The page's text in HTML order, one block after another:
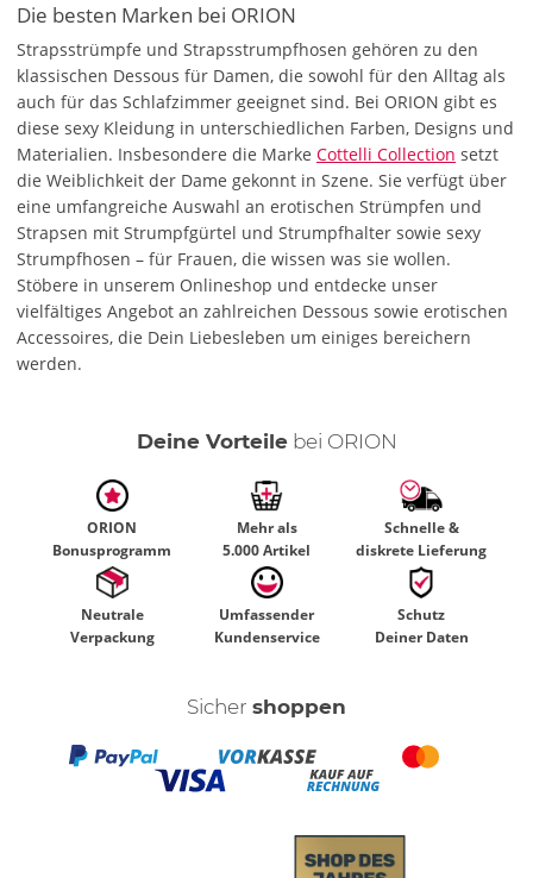
Die besten Marken bei ORION
Strapsstrümpfe und Strapsstrumpfhosen gehören zu den
klassischen Dessous für Damen, die sowohl für den Alltag als
auch für das Schlafzimmer geeignet sind. Bei ORION gibt es
diese sexy Kleidung in unterschiedlichen Farben, Designs und
Materialien. Insbesondere die Marke Cottelli Collection setzt
die Weiblichkeit der Dame gekonnt in Szene. Sie verfügt über
eine umfangreiche Auswahl an erotischen Strümpfen und
Strapsen mit Strumpfgürtel und Strumpfhalter sowie sexy
Strumpfhosen – für Frauen, die wissen was sie wollen.
Stöbere in unserem Onlineshop und entdecke unser
vielfältiges Angebot an zahlreichen Dessous sowie erotischen
Accessoires, die Dein Liebesleben um einiges bereichern
werden.
Deine Vorteilebei ORION
ORION
Bonusprogramm
Mehr als
5.000 Artikel
Schnelle &
diskrete Lieferung
Neutrale
Verpackung
Umfassender
Kundenservice
Schutz
Deiner Daten
Sicher shoppen